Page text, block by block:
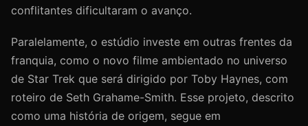
conflitantes dificultaram o avanço.
Paralelamente, o estúdio investe em outras frentes da
franquia, como o novo filme ambientado no universo
de Star Trek que será dirigido por Toby Haynes, com
roteiro de Seth Grahame-Smith. Esse projeto, descrito
como uma história de origem, segue em